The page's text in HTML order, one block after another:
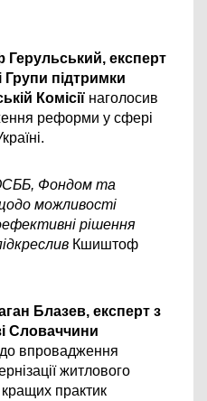
експерт
Групи підтримки
Комісії наголосив
реформи у сфері
Фондом та
можливості
рішення
Кшиштоф
Блазев, експерт з
впровадження
житлового
практик